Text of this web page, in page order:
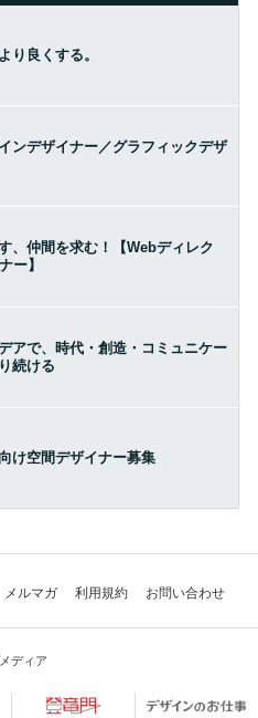
り良くする。
ンデザイナー／グラフィックデザ
、仲間を求む！【Webディレク
ー】
アで、時代・創造・コミュニケー
続ける
け空間デザイナー募集
メルマガ 利用規約 お問い合わせ
ディア